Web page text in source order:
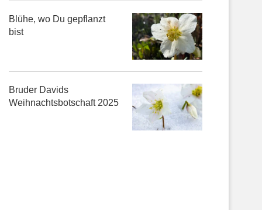
Blühe, wo Du gepflanzt
bist
Bruder Davids
Weihnachtsbotschaft 2025